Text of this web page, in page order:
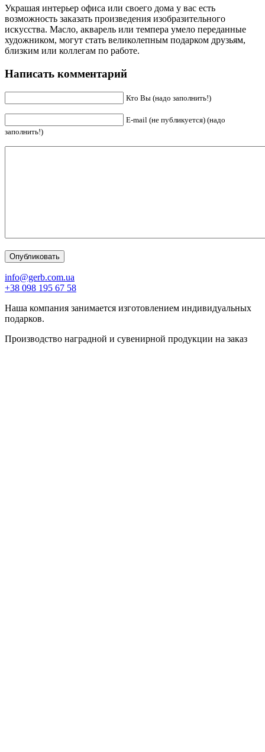
Украшая интерьер офиса или своего дома у вас есть
возможность заказать произведения изобразительного
искусства. Масло, акварель или темпера умело переданные
художником, могут стать великолепным подарком друзьям,
близким или коллегам по работе.
Написать комментарий
Кто Вы (надо заполнить!)
E-mail (не публикуется) (надо
заполнить!)
info@gerb.com.ua
+38 098 195 67 58
Наша компания занимается изготовлением индивидуальных
подарков.
Производство наградной и сувенирной продукции на заказ